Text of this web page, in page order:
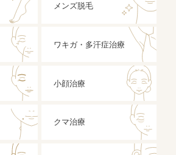
メンズ脱毛
ワキガ・多汗症治療
小顔治療
クマ治療